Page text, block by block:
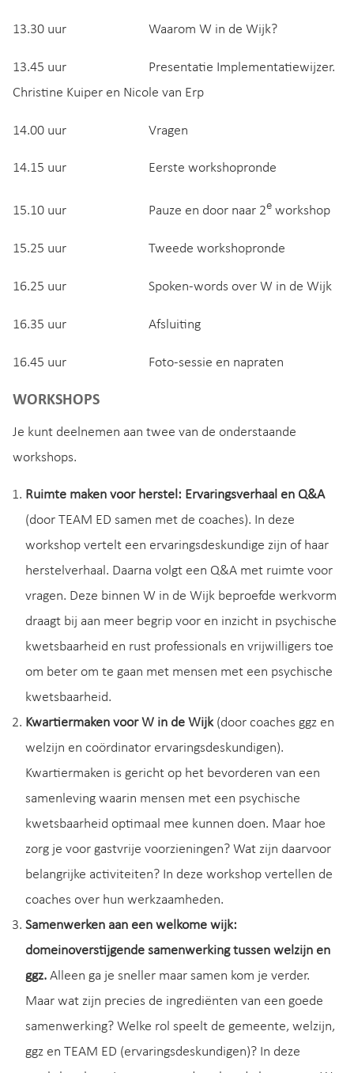
13.30 uur Waarom W in de Wijk?
13.45 uur Presentatie Implementatiewijzer.
Christine Kuiper en Nicole van Erp
14.00 uur Vragen
14.15 uur Eerste workshopronde
15.10 uur Pauze en door naar 2e workshop
15.25 uur Tweede workshopronde
16.25 uur Spoken-words over W in de Wijk
16.35 uur Afsluiting
16.45 uur Foto-sessie en napraten
WORKSHOPS
Je kunt deelnemen aan twee van de onderstaande
workshops.
Ruimte maken voor herstel: Ervaringsverhaal en Q&A
(door TEAM ED samen met de coaches). In deze
workshop vertelt een ervaringsdeskundige zijn of haar
herstelverhaal. Daarna volgt een Q&A met ruimte voor
vragen. Deze binnen W in de Wijk beproefde werkvorm
draagt bij aan meer begrip voor en inzicht in psychische
kwetsbaarheid en rust professionals en vrijwilligers toe
om beter om te gaan met mensen met een psychische
kwetsbaarheid.
Kwartiermaken voor W in de Wijk(door coaches ggz en
welzijn en coördinator ervaringsdeskundigen).
Kwartiermaken is gericht op het bevorderen van een
samenleving waarin mensen met een psychische
kwetsbaarheid optimaal mee kunnen doen. Maar hoe
zorg je voor gastvrije voorzieningen? Wat zijn daarvoor
belangrijke activiteiten? In deze workshop vertellen de
coaches over hun werkzaamheden.
Samenwerken aan een welkome wijk:
domeinoverstijgende samenwerking tussen welzijn en
ggz. Alleen ga je sneller maar samen kom je verder.
Maar wat zijn precies de ingrediënten van een goede
samenwerking? Welke rol speelt de gemeente, welzijn,
ggz en TEAM ED (ervaringsdeskundigen)? In deze